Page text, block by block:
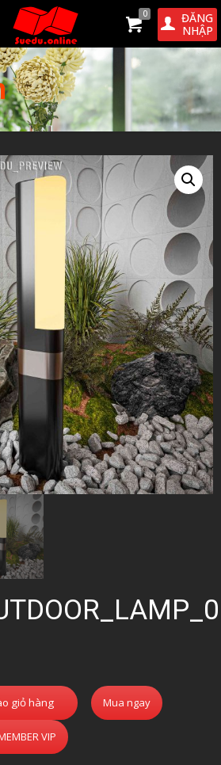
0
ĐĂNG
NHẬP
giỏ hàng Mua ngay
VIP